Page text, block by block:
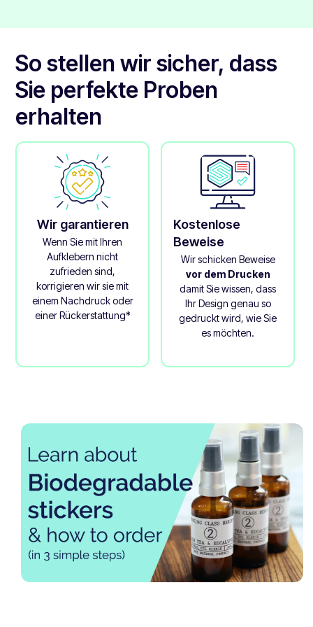
So stellen wir sicher, dass
Sie perfekte Proben
erhalten
Wir garantieren
Wenn Sie mit Ihren
Aufklebern nicht
zufrieden sind,
korrigieren wir sie mit
einem Nachdruck oder
einer Rückerstattung*
Kostenlose
Beweise
Wir schicken Beweise
vor dem Drucken
damit Sie wissen, dass
Ihr Design genau so
gedruckt wird, wie Sie
es möchten.